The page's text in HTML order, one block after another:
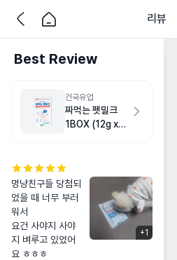
리뷰
Best Review
건국유업
짜먹는 펫밀크
1BOX (12g x
+1
멍냥친구들 당첨되
었을 때 너무 부러
워서
요건 사야지 사야
지 벼루고 있었어
요 ㅎㅎㅎ